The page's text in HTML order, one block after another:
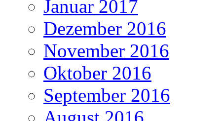
Januar 2017
Dezember 2016
November 2016
Oktober 2016
September 2016